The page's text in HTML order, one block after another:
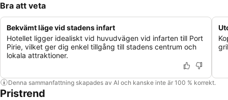
Bra att veta
Bekvämt läge vid stadens infart
Hotellet ligger idealiskt vid huvudvägen vid infarten till Port
Pirie, vilket ger dig enkel tillgång till stadens centrum och
lokala attraktioner.
Denna sammanfattning skapades av AI och kanske inte är 100 % korrekt.
Pristrend